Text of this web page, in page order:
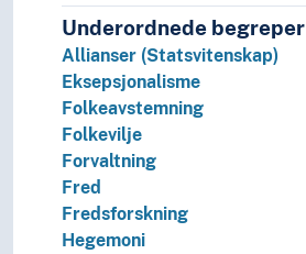
Underordnede begreper
Allianser (Statsvitenskap)
Eksepsjonalisme
Folkeavstemning
Folkevilje
Forvaltning
Fred
Fredsforskning
Hegemoni